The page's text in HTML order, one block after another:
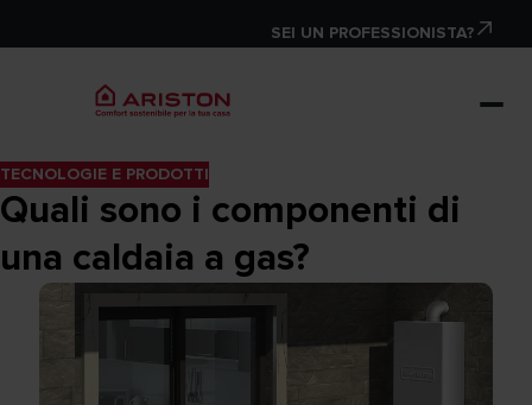
SEI UN PROFESSIONISTA?
TECNOLOGIE E PRODOTTI
Quali sono i componenti di
una caldaia a gas?